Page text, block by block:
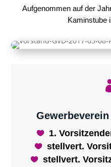
Aufgenommen auf der
Kaminstube
1.
stellvert.
stellvert.